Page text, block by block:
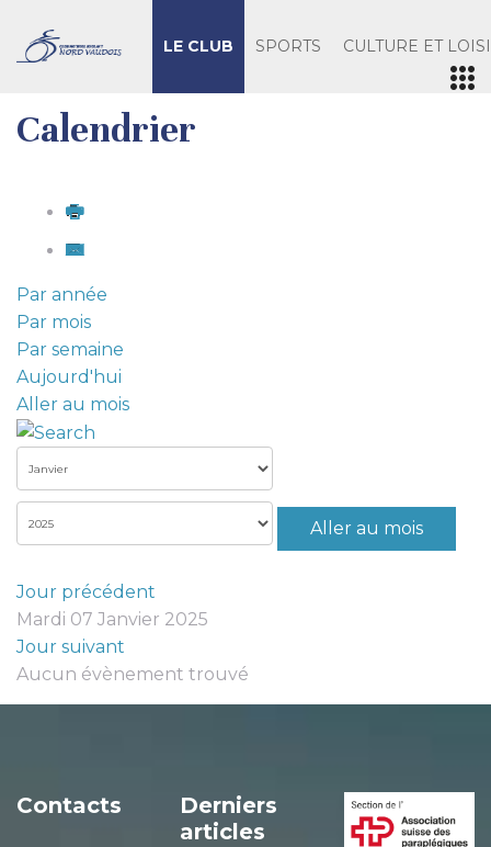
LE CLUB SPORTS CULTURE ET
Calendrier
Par année
Par mois
Par semaine
Aujourd'hui
Aller au mois
Aller au mois
Jour précédent
Mardi 07 Janvier 2025
Jour suivant
Aucun évènement trouvé
Contacts
Derniers
articles